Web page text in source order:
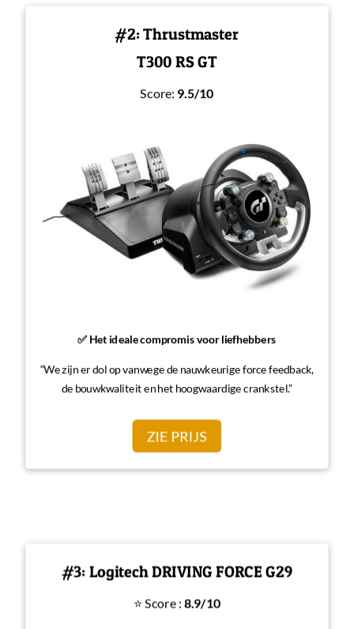
#2: Thrustmaster
T300 RS GT
Score: 9.5/10
✅ Het ideale compromis voor liefhebbers
“We zijn er dol op vanwege de nauwkeurige force feedback,
de bouwkwaliteit en het hoogwaardige crankstel.”
ZIE PRIJS
#3: Logitech DRIVING FORCE G29
⭐ Score : 8.9/10